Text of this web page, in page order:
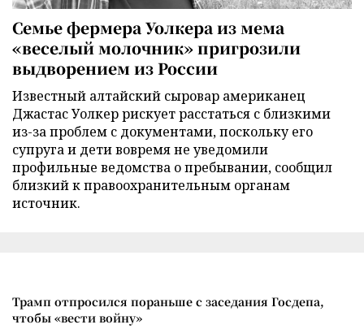
Семье фермера Уолкера из мема
«веселый молочник» пригрозили
выдворением из России
Известный алтайский сыровар американец
Джастас Уолкер рискует расстаться с близкими
из-за проблем с документами, поскольку его
супруга и дети вовремя не уведомили
профильные ведомства о пребывании, сообщил
близкий к правоохранительным органам
источник.
Трамп отпросился пораньше с заседания Госдепа,
чтобы «вести войну»